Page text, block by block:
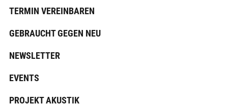
TERMIN VEREINBAREN
GEBRAUCHT GEGEN NEU
NEWSLETTER
EVENTS
PROJEKT AKUSTIK